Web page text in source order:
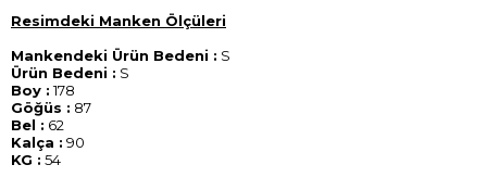
Resimdeki Manken Ölçüleri
Mankendeki Ürün Bedeni : S
Ürün Bedeni : S
Boy :178
Göğüs : 87
Bel : 62
Kalça : 90
KG : 54